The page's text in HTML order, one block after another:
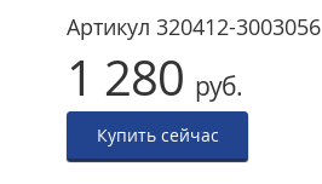
Артикул 320412-3003056
1 280 руб.
Купить сейчас